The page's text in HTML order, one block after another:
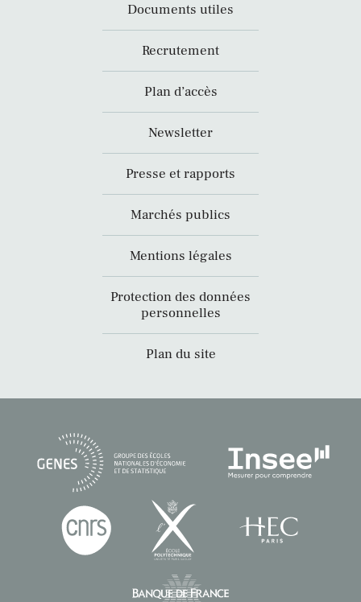
Documents utiles
Recrutement
Plan d’accès
Newsletter
Presse et rapports
Marchés publics
Mentions légales
Protection des données
personnelles
Plan du site